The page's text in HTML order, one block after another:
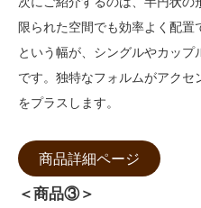
限られた空間でも効率よく配
という幅が、シングルやカッ
です。独特なフォルムがアク
をプラスします。
商品詳細ページ
＜商品③＞